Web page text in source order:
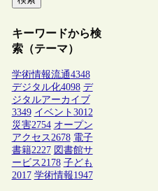
キーワードから検
索（テーマ）
学術情報流通4348
デジタル化4098 デ
ジタルアーカイブ
3349 イベント 3012
災害2754 オープン
アクセス 2678 電子
書籍2227 図書館サ
ービス 2178 子ども
2017 学術情報1947